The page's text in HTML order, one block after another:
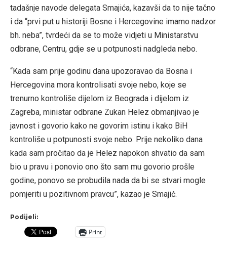
tadašnje navode delegata Smajića, kazavši da to nije tačno
i da “prvi put u historiji Bosne i Hercegovine imamo nadzor
bh. neba”, tvrdeći da se to može vidjeti u Ministarstvu
odbrane, Centru, gdje se u potpunosti nadgleda nebo.
“Kada sam prije godinu dana upozoravao da Bosna i
Hercegovina mora kontrolisati svoje nebo, koje se
trenurno kontroliše dijelom iz Beograda i dijelom iz
Zagreba, ministar odbrane Zukan Helez obmanjivao je
javnost i govorio kako ne govorim istinu i kako BiH
kontroliše u potpunosti svoje nebo. Prije nekoliko dana
kada sam pročitao da je Helez napokon shvatio da sam
bio u pravu i ponovio ono što sam mu govorio prošle
godine, ponovo se probudila nada da bi se stvari mogle
pomjeriti u pozitivnom pravcu”, kazao je Smajić.
Podijeli:
Print